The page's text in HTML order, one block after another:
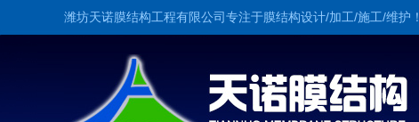
潍坊天诺膜结构工程有限公司专注于膜结构设计/加工/施工/维护！